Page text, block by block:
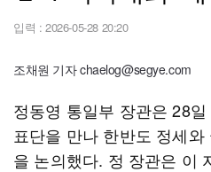
입력 : 2026-05-28 20:20
조채원 기자 chaelog@segye.com
정동영 통일부 장관은 28
표단을 만나 한반도 정세
을 논의했다. 정 장관은 이